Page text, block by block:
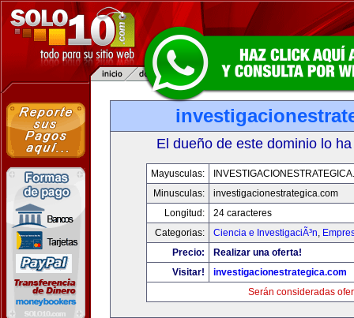
El dueño de este dominio lo
Mayusculas:
Minusculas:
investigacionestrategica.com
Longitud:
24 caracteres
Categorias:
Ciencia e InvestigaciÃ³n,
Precio:
Realizar una oferta!
Visitar!
investigacionestrategica.com
Serán consideradas